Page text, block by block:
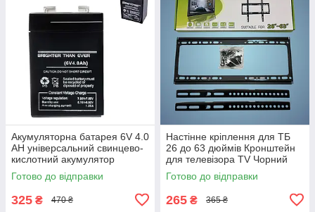
Акумуляторна батарея 6V 4.0
AH універсальний свинцево-
кислотний акумулятор
Готово до відправки
325 ₴ 470 ₴
Настінне кріплення для ТБ
26 до 63 дюймів Кронштейн
для телевізора TV Чорний
Готово до відправки
265 ₴ 365 ₴